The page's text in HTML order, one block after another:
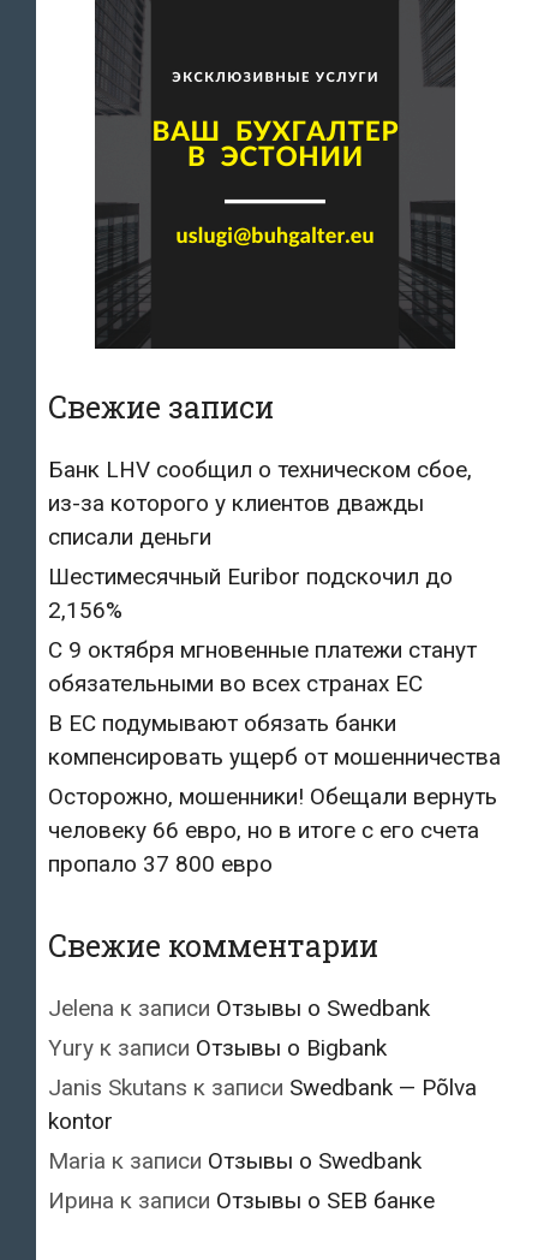
Свежие записи
Банк LHV сообщил о техническом сбое,
из-за которого у клиентов дважды
списали деньги
Шестимесячный Euribor подскочил до
2,156%
С 9 октября мгновенные платежи станут
обязательными во всех странах ЕС
В ЕС подумывают обязать банки
компенсировать ущерб от мошенничества
Осторожно, мошенники! Обещали вернуть
человеку 66 евро, но в итоге с его счета
пропало 37 800 евро
Свежие комментарии
Jelena к записи Отзывы о Swedbank
Yury к записи Отзывы о Bigbank
Janis Skutans к записи Swedbank — Põlva
kontor
Maria к записи Отзывы о Swedbank
Ирина к записи Отзывы о SEB банке